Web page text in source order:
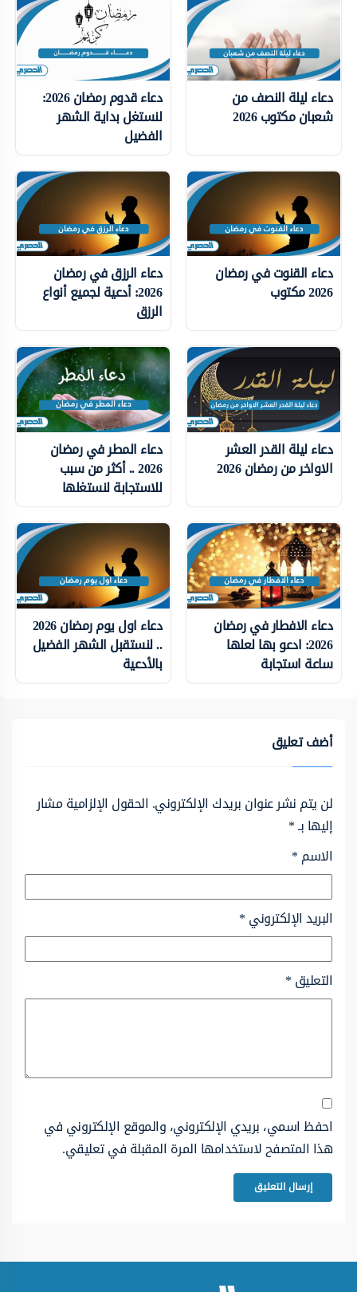
دعاء ليلة النصف من
شعبان مكتوب 2026
دعاء قدوم رمضان 2026:
لنستغل بداية الشهر
الفضيل
دعاء القنوت في رمضان
2026 مكتوب
دعاء الرزق في رمضان
2026: أدعية لجميع أنواع
الرزق
دعاء ليلة القدر العشر
الاواخر من رمضان 2026
دعاء المطر في رمضان
2026 .. أكثر من سبب
للاستجابة لنستغلها
دعاء الافطار في رمضان
2026: ادعو بها لعلها
ساعة استجابة
دعاء اول يوم رمضان 2026
.. لنستقبل الشهر الفضيل
بالأدعية
أضف تعليق
لن يتم نشر عنوان بريدك الإلكتروني. الحقول الإلزامية مشار
إليها بـ*
الاسم*
البريد الإلكتروني*
التعليق*
احفظ اسمي، بريدي الإلكتروني، والموقع الإلكتروني في
هذا المتصفح لاستخدامها المرة المقبلة في تعليقي.